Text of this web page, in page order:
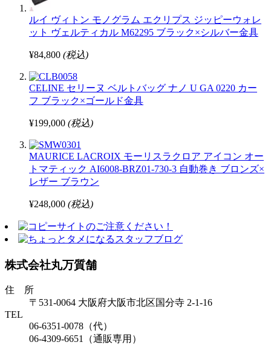
ルイ ヴィトン モノグラム エクリプス ジッピーウォレ
ット ヴェルティカル M62295 ブラック×シルバー金具
¥84,800 (税込)
CELINE セリーヌ ベルトバッグ ナノ U GA 0220 カー
フ ブラック×ゴールド金具
¥199,000 (税込)
MAURICE LACROIX モーリスラクロア アイコン オー
トマティック AI6008-BRZ01-730-3 自動巻き ブロンズ×
レザー ブラウン
¥248,000 (税込)
株式会社丸万質舗
住 所
〒531-0064 大阪府大阪市北区国分寺 2-1-16
TEL
06-6351-0078（代）
06-4309-6651（通販専用）